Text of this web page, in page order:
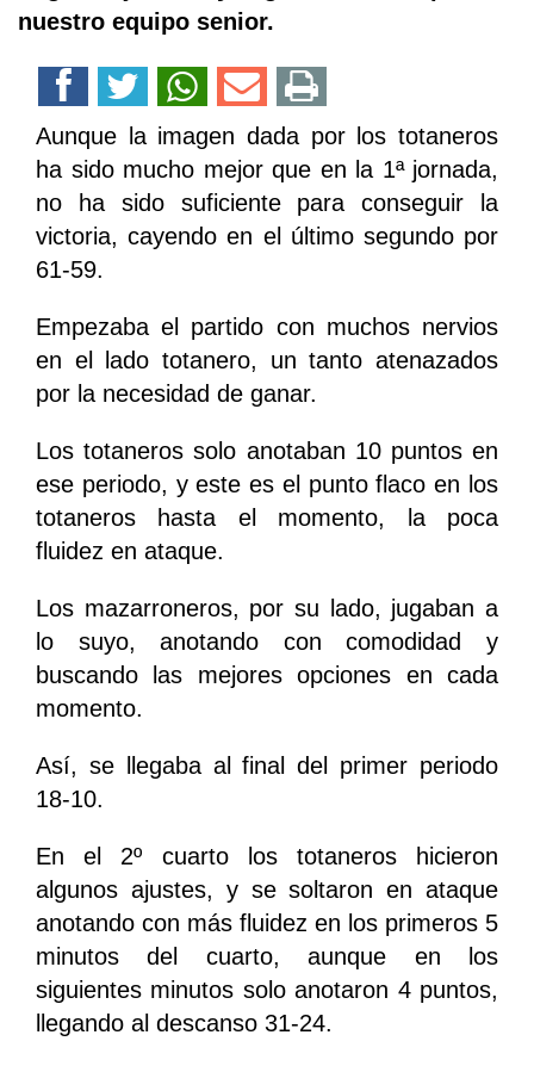
nuestro equipo senior.
Aunque la imagen dada por los totaneros
ha sido mucho mejor que en la 1ª jornada,
no ha sido suficiente para conseguir la
victoria, cayendo en el último segundo por
61-59.
Empezaba el partido con muchos nervios
en el lado totanero, un tanto atenazados
por la necesidad de ganar.
Los totaneros solo anotaban 10 puntos en
ese periodo, y este es el punto flaco en los
totaneros hasta el momento, la poca
fluidez en ataque.
Los mazarroneros, por su lado, jugaban a
lo suyo, anotando con comodidad y
buscando las mejores opciones en cada
momento.
Así, se llegaba al final del primer periodo
18-10.
En el 2º cuarto los totaneros hicieron
algunos ajustes, y se soltaron en ataque
anotando con más fluidez en los primeros 5
minutos del cuarto, aunque en los
siguientes minutos solo anotaron 4 puntos,
llegando al descanso 31-24.